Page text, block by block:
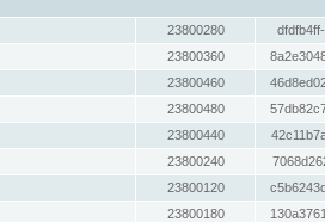
23800280
23800360
23800460
23800480
23800440
23800240
23800120
23800180